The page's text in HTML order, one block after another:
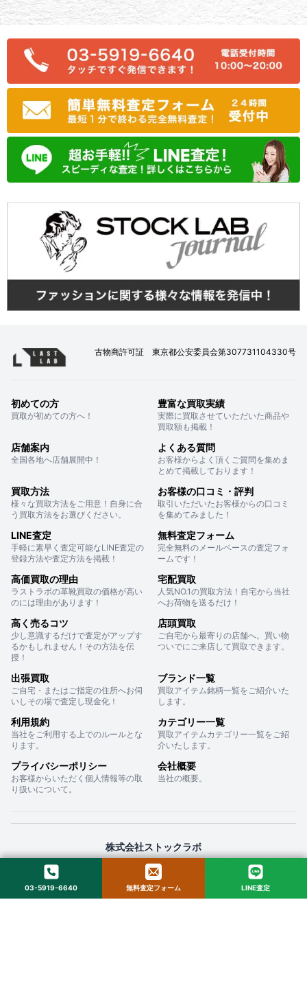
古物商許可証 東京都公安委員会第307731104330号
初めての方
買取が初めての方へ！
豊富な買取実績
実際に買取させていただいた商品や
買取額も掲載！
店舗案内
全国各地へ店舗展開中！
よくある質問
お客様からよく頂くご質問を集めま
とめて掲載しております！
買取方法
様々な買取方法をご用意！自身に合
う買取方法をお選びください。
お客様の口コミ・評判
取引いただいたお客様からの口コミ
を集めてみました！
LINE査定
手軽に素早く査定可能なLINE査定の
登録方法や査定方法を掲載！
無料査定フォーム
完全無料のメールベースの査定フォ
ームです！
高価買取の理由
ラストラボの革靴買取の価格が高い
のには理由があります！
宅配買取
人気NO.1の買取方法！自宅から当社
へお荷物を送るだけ！
高く売るコツ
少し意識するだけで査定がアップす
るかもしれません！その方法を伝
授！
店頭買取
ご自宅から最寄りの店舗へ。買い物
ついでにご来店して買取できます。
出張買取
ご自宅・またはご指定の住所へお伺
いしその場で査定し現金化！
ブランド一覧
買取アイテム銘柄一覧をご紹介いた
します。
利用規約
当社をご利用する上でのルールとな
ります。
カテゴリー一覧
買取アイテムカテゴリー一覧をご紹
介いたします。
プライバシーポリシー
お客様からいただく個人情報等の取
り扱いについて。
会社概要
当社の概要。
株式会社ストックラボ
〒160-0022 東京都新宿区新宿２丁目１２−１６ セントフォービル ２０３
© 2025 StockLab. All Rights Reserved.
03-5919-6640 無料査定フォーム LINE査定